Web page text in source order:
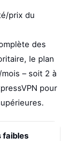
prix du
des
le plan
– soit 2 à
pour
faibles